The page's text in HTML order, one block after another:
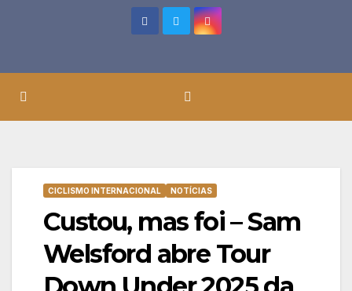
CICLISMO INTERNACIONAL NOTÍCIAS
Custou, mas foi – Sam
Welsford abre Tour